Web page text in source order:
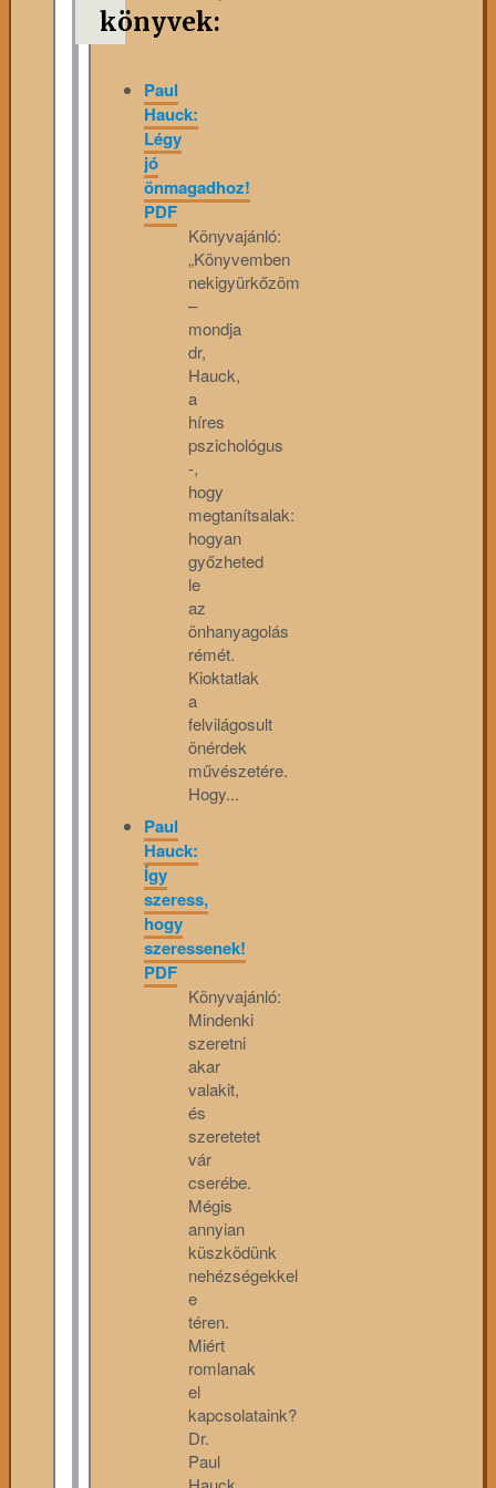
könyvek:
Paul
Hauck:
Légy
jó
önmagadhoz!
PDF
Könyvajánló:
„Könyvemben
nekigyürkőzöm
–
mondja
dr,
Hauck,
a
híres
pszichológus
-,
hogy
megtanítsalak:
hogyan
győzheted
le
az
önhanyagolás
rémét.
Kioktatlak
a
felvilágosult
önérdek
művészetére.
Hogy...
Paul
Hauck:
Így
szeress,
hogy
szeressenek!
PDF
Könyvajánló:
Mindenki
szeretni
akar
valakit,
és
szeretetet
vár
cserébe.
Mégis
annyian
küszködünk
nehézségekkel
e
téren.
Miért
romlanak
el
kapcsolataink?
Dr.
Paul